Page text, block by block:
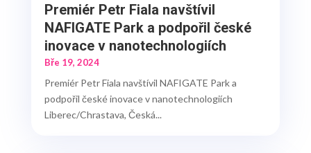
Premiér Petr Fiala navštívil
NAFIGATE Park a podpořil české
inovace v nanotechnologiích
Bře 19, 2024
Premiér Petr Fiala navštívil NAFIGATE Park a
podpořil české inovace v nanotechnologiích
Liberec/Chrastava, Česká...